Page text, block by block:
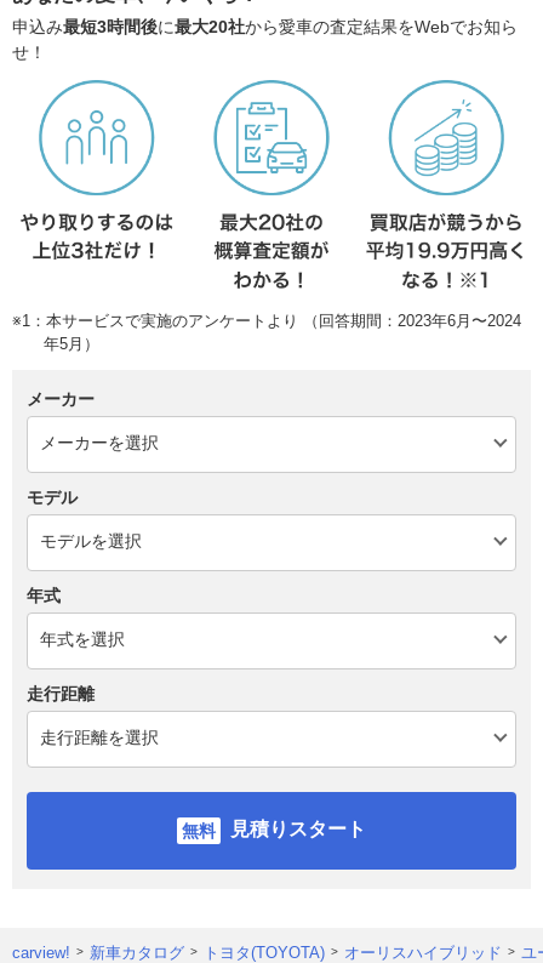
申込み最短3時間後に最大20社から愛車の査定結果をWebでお知ら
せ！
※1：本サービスで実施のアンケートより （回答期間：2023年6月〜2024
年5月）
メーカー
モデル
年式
走行距離
見積りスタート
carview! 新車カタログ トヨタ(TOYOTA) オーリスハイブリッド ユ